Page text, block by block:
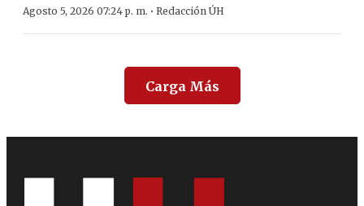
Agosto 5, 2026 07:24 p. m. · Redacción ÚH
Carga Más